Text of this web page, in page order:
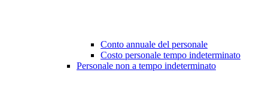
Conto annuale del personale
Costo personale tempo indeterminato
Personale non a tempo indeterminato